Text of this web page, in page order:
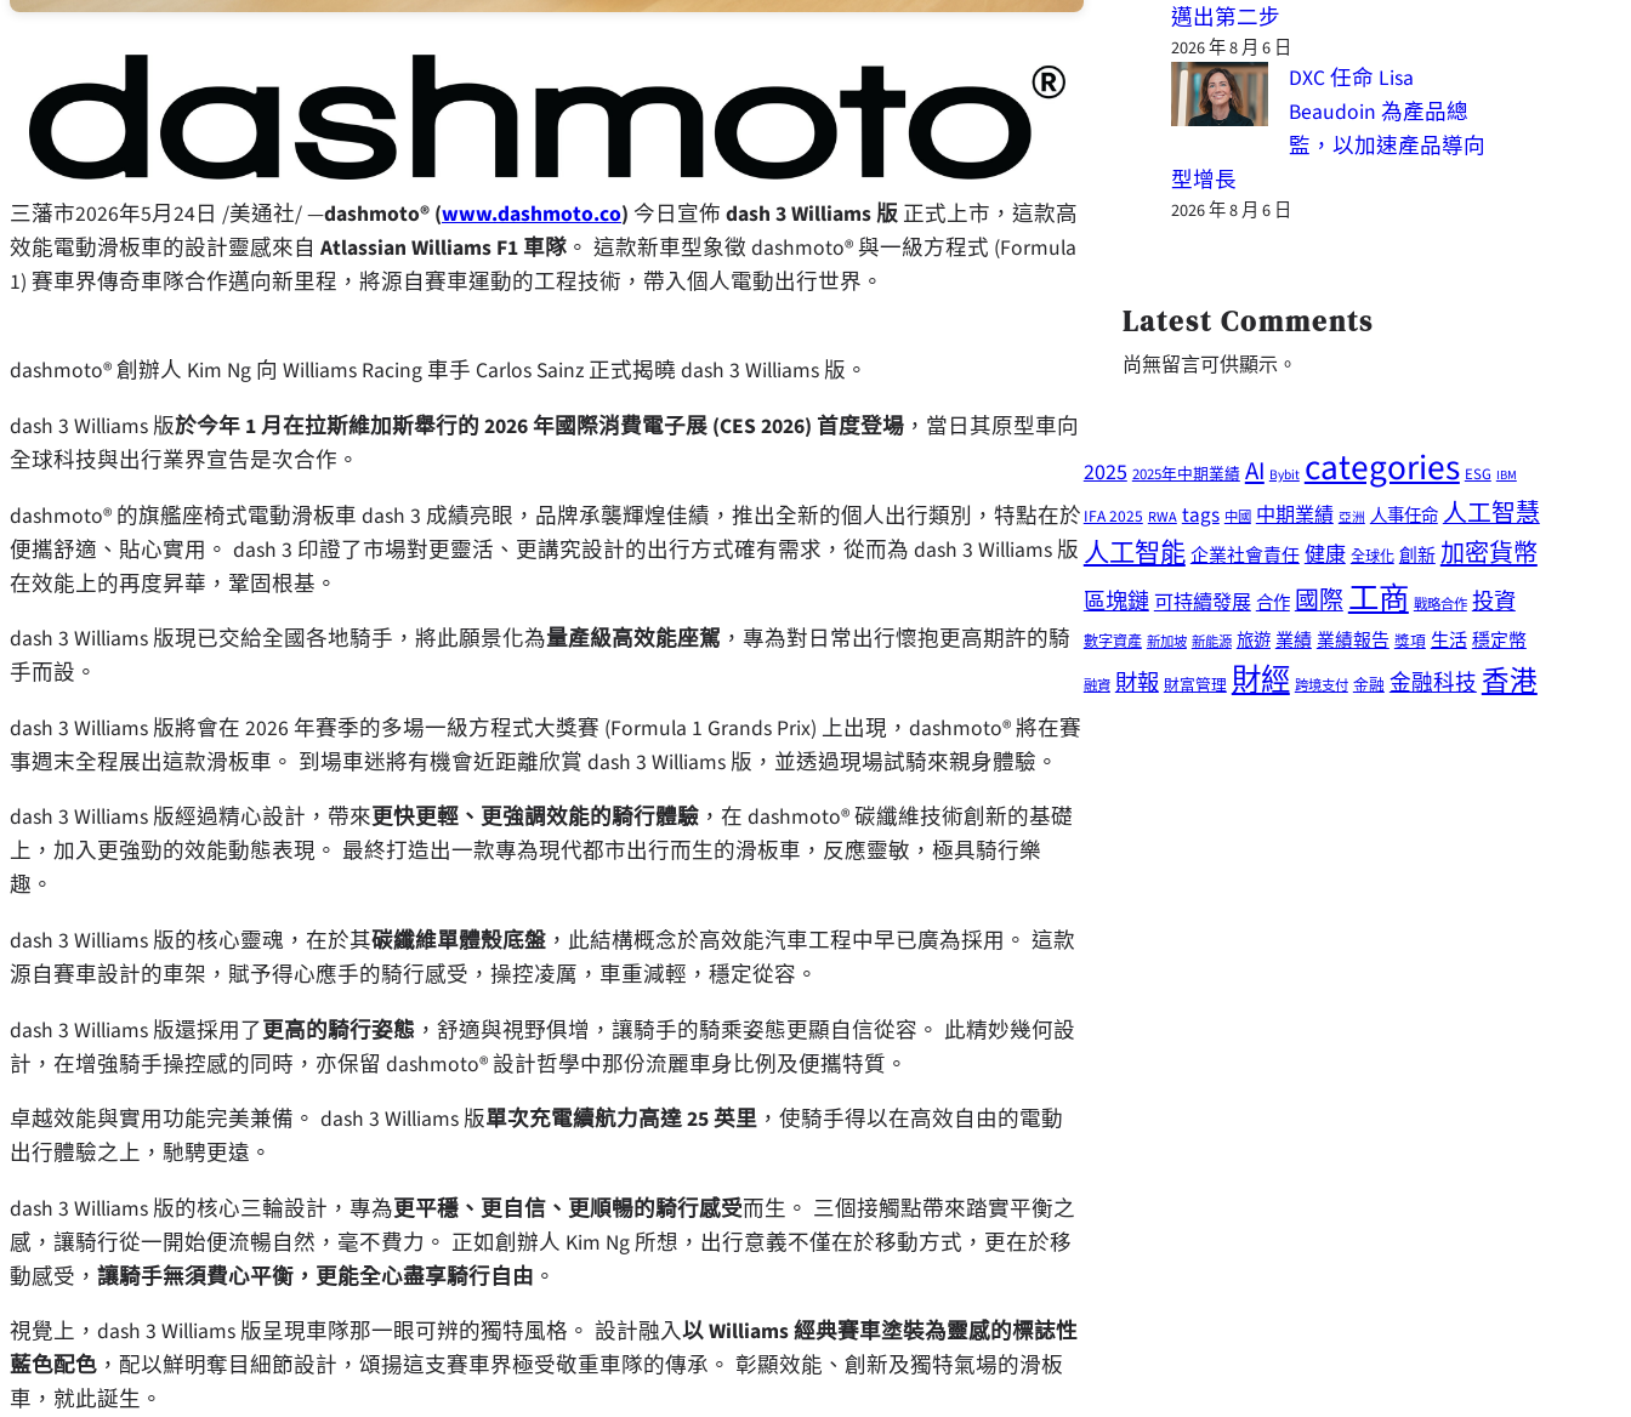
三藩市2026年5月24日 /美通社/ —dashmoto® (www.dashmoto.co) 今日宣佈 dash 3 Williams 版 正式上市，這款高
效能電動滑板車的設計靈感來自 Atlassian Williams F1 車隊 。 這款新車型象徵 dashmoto® 與一級方程式 (Formula
1) 賽車界傳奇車隊合作邁向新里程，將源自賽車運動的工程技術，帶入個人電動出行世界。
dashmoto® 創辦人 Kim Ng 向 Williams Racing 車手 Carlos Sainz 正式揭曉 dash 3 Williams 版。
dash 3 Williams 版於今年 1 月在拉斯維加斯舉行的 2026 年國際消費電子展 (CES 2026) 首度登場 ，當日其原型車向
全球科技與出行業界宣告是次合作。
dashmoto® 的旗艦座椅式電動滑板車 dash 3 成績亮眼，品牌承襲輝煌佳績，推出全新的個人出行類別，特點在於
便攜舒適、貼心實用。 dash 3 印證了市場對更靈活、更講究設計的出行方式確有需求，從而為 dash 3 Williams 版
在效能上的再度昇華，鞏固根基。
dash 3 Williams 版現已交給全國各地騎手，將此願景化為量產級高效能座駕 ，專為對日常出行懷抱更高期許的騎
手而設。
dash 3 Williams 版將會在 2026 年賽季的多場一級方程式大獎賽 (Formula 1 Grands Prix) 上出現，dashmoto® 將在賽
事週末全程展出這款滑板車。 到場車迷將有機會近距離欣賞 dash 3 Williams 版，並透過現場試騎來親身體驗。
dash 3 Williams 版經過精心設計，帶來更快更輕、更強調效能的騎行體驗 ，在 dashmoto® 碳纖維技術創新的基礎
上，加入更強勁的效能動態表現。 最終打造出一款專為現代都市出行而生的滑板車，反應靈敏，極具騎行樂
趣。
dash 3 Williams 版的核心靈魂，在於其碳纖維單體殼底盤 ，此結構概念於高效能汽車工程中早已廣為採用。 這款
源自賽車設計的車架，賦予得心應手的騎行感受，操控凌厲，車重減輕，穩定從容。
dash 3 Williams 版還採用了更高的騎行姿態 ，舒適與視野俱增，讓騎手的騎乘姿態更顯自信從容。 此精妙幾何設
計，在增強騎手操控感的同時，亦保留 dashmoto® 設計哲學中那份流麗車身比例及便攜特質。
卓越效能與實用功能完美兼備。 dash 3 Williams 版單次充電續航力高達 25 英里 ，使騎手得以在高效自由的電動
出行體驗之上，馳騁更遠。
dash 3 Williams 版的核心三輪設計，專為更平穩、更自信、更順暢的騎行感受而生。 三個接觸點帶來踏實平衡之
感，讓騎行從一開始便流暢自然，毫不費力。 正如創辦人 Kim Ng 所想，出行意義不僅在於移動方式，更在於移
動感受， 讓騎手無須費心平衡，更能全心盡享騎行自由 。
視覺上，dash 3 Williams 版呈現車隊那一眼可辨的獨特風格。 設計融入以 Williams 經典賽車塗裝為靈感的標誌性
藍色配色 ，配以鮮明奪目細節設計，頌揚這支賽車界極受敬重車隊的傳承。 彰顯效能、創新及獨特氣場的滑板
車，就此誕生。
邁出第二步
2026 年 8 月 6 日
DXC 任命 Lisa
Beaudoin 為產品總
監，以加速產品導向
型增長
2026 年 8 月 6 日
Latest Comments
尚無留言可供顯示。
2025 2025年中期業績 AI Bybit categories ESG IBM
IFA 2025 RWA tags 中國 中期業績 亞洲 人事任命人工智慧
人工智能企業社會責任健康 全球化 創新 加密貨幣
區塊鏈可持續發展合作國際工商 戰略合作 投資
數字資產 新加坡 新能源 旅遊業績業績報告 獎項 生活穩定幣
融資 財報 財富管理 財經 跨境支付 金融 金融科技香港